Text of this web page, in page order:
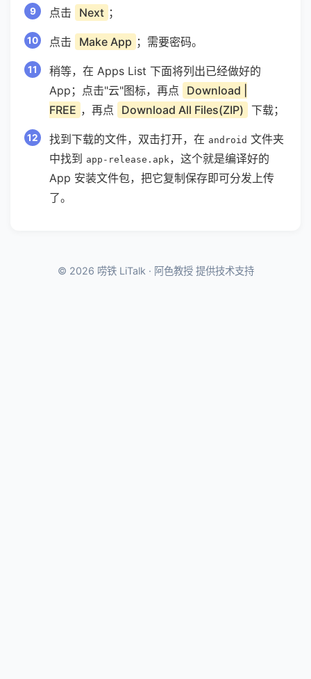
点击 Next ；
点击 Make App ；需要密码。
稍等，在 Apps List 下面将列出已经做好的
App；点击"云"图标，再点
Download |
FREE ，再点 Download All Files(ZIP) 下载；
找到下载的文件，双击打开，在 android 文件夹
中找到
app-release.apk，这个就是编译好的
App 安装文件包，把它复制保存即可分发上传
了。
© 2026 唠铁 LiTalk · 阿色教授 提供技术支持